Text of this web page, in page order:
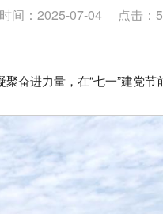
：2025-07-04 点击：
奋进力量，在“七一”建党节